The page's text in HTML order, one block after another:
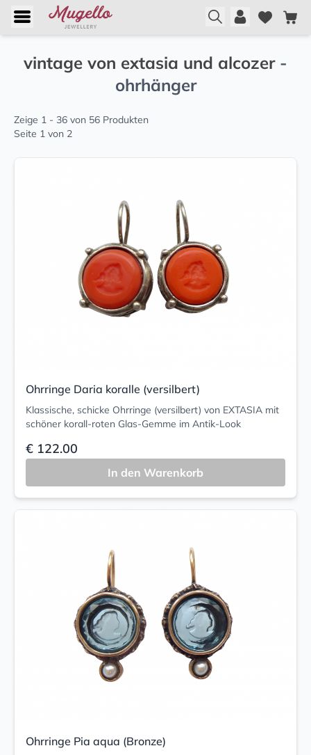
vintage von extasia und alcozer -
ohrhänger
Zeige 1 - 36 von 56 Produkten
Seite 1 von 2
Ohrringe Daria koralle (versilbert)
Klassische, schicke Ohrringe (versilbert) von EXTASIA mit
schöner korall-roten Glas-Gemme im Antik-Look
€ 122.00
In den Warenkorb
Ohrringe Pia aqua (Bronze)